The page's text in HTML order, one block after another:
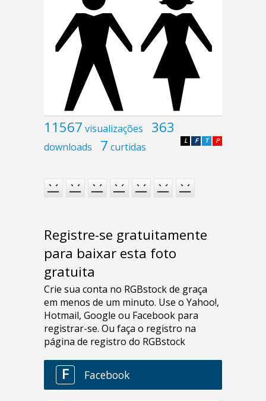
11567 visualizações 363
downloads 7 curtidas P
T
F
L
Registre-se gratuitamente
para baixar esta foto
gratuita